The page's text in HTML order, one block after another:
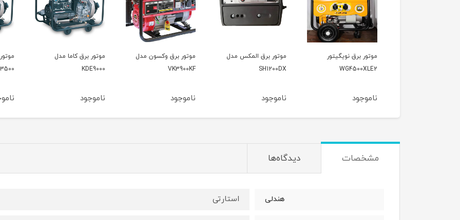
موتور برق المکس مدل
SH1200DX
ناموجود
موتور برق وکسون مدل
VK3900KF
ناموجود
موتور برق کاما مدل
KDE9000
ناموجود
موتور برق کاما مدل
KDE3500
ناموجود
مشخصات دیدگاه‌ها
هندلی استارتی